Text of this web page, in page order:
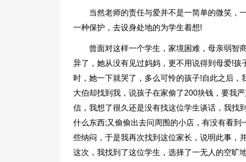
当然老师的责任与爱并不是一简单的微笑，
一种保护，去设身处地的为学生着想!
曾面对这样一个学生，家境困难，母亲弱智
异了，她从没有见过妈妈，更不用说得到母爱!
时，她一下就哭了，多么可怜的孩子!自此之后
大伯却找到我，说孩子在家偷了200块钱，要我
信，我想了很久还是没有找这位学生谈话，我找
什么东西;又偷偷出去问周围的小店，有没有看
些纳闷，于是我再次找到这位家长，说明此事，
这次，我找到了这位学生，选择了一无人的空旷